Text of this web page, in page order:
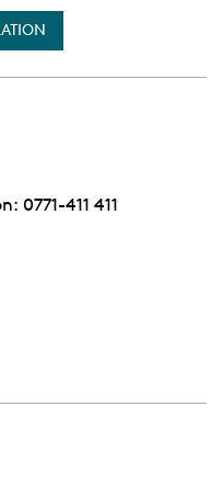
Telefon
0771-411 411